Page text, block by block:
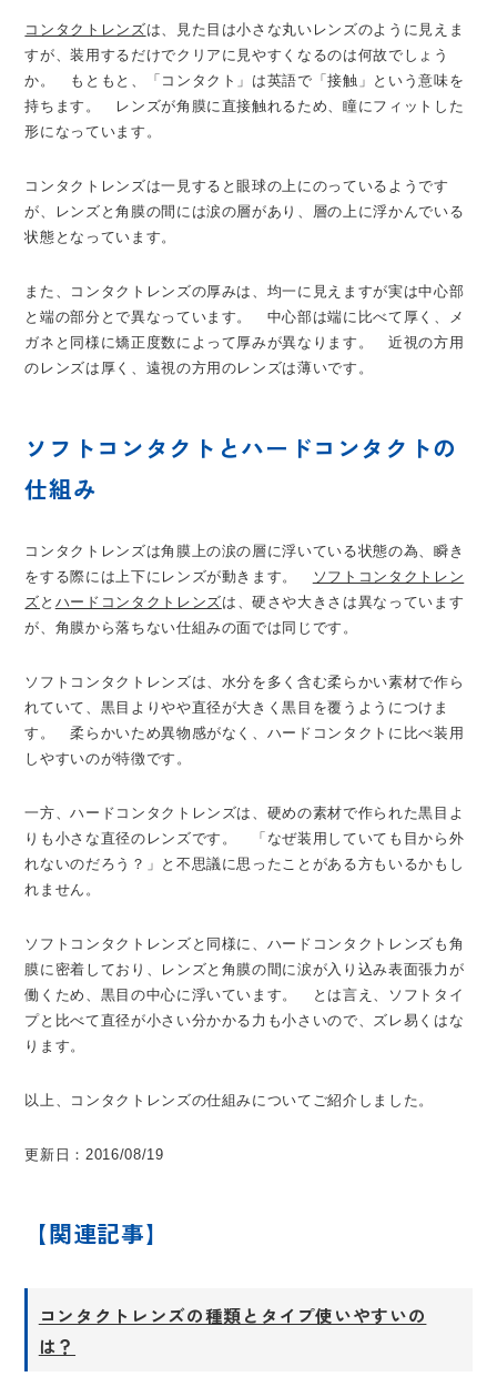
コンタクトレンズは、見た目は小さな丸いレンズのように見えま
すが、装用するだけでクリアに見やすくなるのは何故でしょう
か。 もともと、「コンタクト」は英語で「接触」という意味を
持ちます。 レンズが角膜に直接触れるため、瞳にフィットした
形になっています。
コンタクトレンズは一見すると眼球の上にのっているようです
が、レンズと角膜の間には涙の層があり、層の上に浮かんでいる
状態となっています。
また、コンタクトレンズの厚みは、均一に見えますが実は中心部
と端の部分とで異なっています。 中心部は端に比べて厚く、メ
ガネと同様に矯正度数によって厚みが異なります。 近視の方用
のレンズは厚く、遠視の方用のレンズは薄いです。
ソフトコンタクトとハードコンタクトの
仕組み
コンタクトレンズは角膜上の涙の層に浮いている状態の為、瞬き
をする際には上下にレンズが動きます。
ソフトコンタクトレン
ズ と ハードコンタクトレンズは、硬さや大きさは異なっています
が、角膜から落ちない仕組みの面では同じです。
ソフトコンタクトレンズは、水分を多く含む柔らかい素材で作ら
れていて、黒目よりやや直径が大きく黒目を覆うようにつけま
す。 柔らかいため異物感がなく、ハードコンタクトに比べ装用
しやすいのが特徴です。
一方、ハードコンタクトレンズは、硬めの素材で作られた黒目よ
りも小さな直径のレンズです。 「なぜ装用していても目から外
れないのだろう？」と不思議に思ったことがある方もいるかもし
れません。
ソフトコンタクトレンズと同様に、ハードコンタクトレンズも角
膜に密着しており、レンズと角膜の間に涙が入り込み表面張力が
働くため、黒目の中心に浮いています。 とは言え、ソフトタイ
プと比べて直径が小さい分かかる力も小さいので、ズレ易くはな
ります。
以上、コンタクトレンズの仕組みについてご紹介しました。
更新日：2016/08/19
【関連記事】
コンタクトレンズの種類とタイプ使いやすいの
は？